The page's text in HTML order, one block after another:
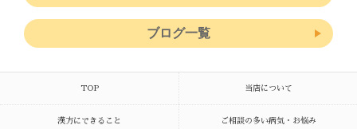
ブログ一覧
TOP 当店について
漢方にできること ご相談の多い病気・お悩み